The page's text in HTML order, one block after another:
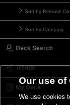
Sort by Release
Sort by Category
Deck Search
Trends
My Deck
Our use of
We use cookies